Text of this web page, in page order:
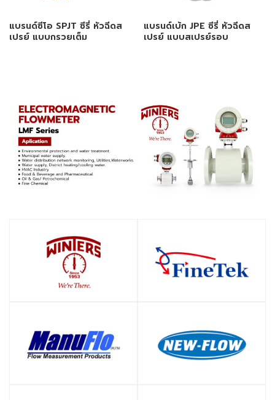
แบรนด์ซีโอ SPJT ซีรี่ หัวฉีดส
เปรย์ แบบกรวยเต็ม
แบรนด์เบ้ก JPE ซีรี่ หัวฉีดส
เปรย์ แบบสเปรย์รอบ
SHOP SHOP
SHOP SHOP